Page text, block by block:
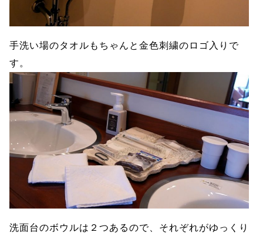
手洗い場のタオルもちゃんと金色刺繍のロゴ入りで
す。
洗面台のボウルは２つあるので、それぞれがゆっくり